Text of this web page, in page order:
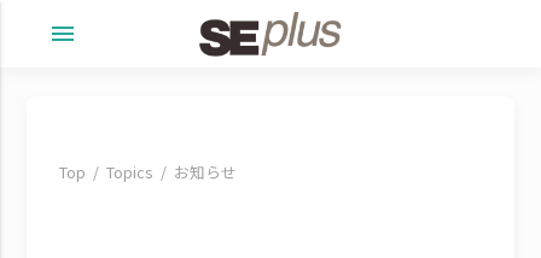
menu
Top Topics お知らせ